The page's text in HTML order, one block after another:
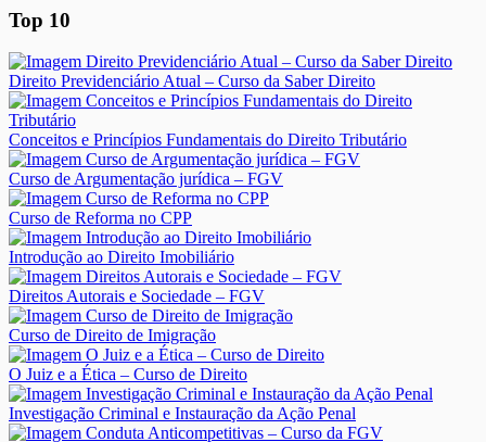
Top 10
Direito Previdenciário Atual – Curso da Saber Direito
Conceitos e Princípios Fundamentais do Direito Tributário
Curso de Argumentação jurídica – FGV
Curso de Reforma no CPP
Introdução ao Direito Imobiliário
Direitos Autorais e Sociedade – FGV
Curso de Direito de Imigração
O Juiz e a Ética – Curso de Direito
Investigação Criminal e Instauração da Ação Penal